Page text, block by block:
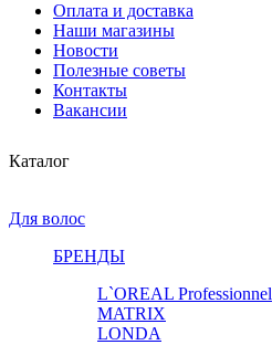
Оплата и доставка
Наши магазины
Новости
Полезные советы
Контакты
Вакансии
Каталог
Для волос
БРЕНДЫ
L`OREAL Professionnel
MATRIX
LONDA